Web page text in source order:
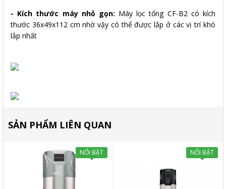
- Kích thước máy nhỏ gọn: Máy lọc tổng CF-B2 có kích
thước 36x49x112 cm nhờ vậy có thể được lắp ở các vị trí khó
lắp nhất
SẢN PHẨM LIÊN QUAN
NỔI BẬT NỔI BẬT